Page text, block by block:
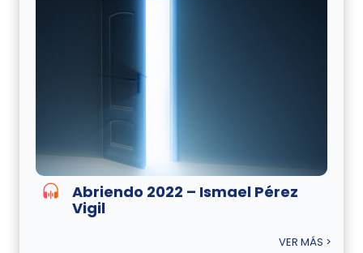
Abriendo 2022 – Ismael Pérez
Vigil
VER MÁS >